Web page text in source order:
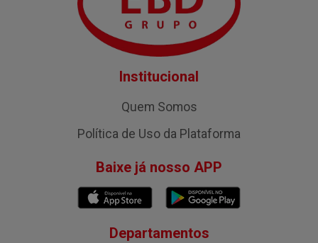
Institucional
Quem Somos
Política de Uso da Plataforma
Baixe já nosso APP
Departamentos